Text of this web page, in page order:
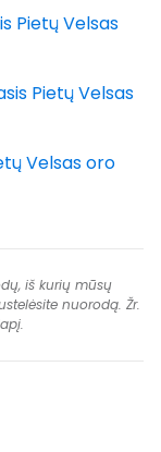
Pietų Velsas
Pietų Velsas
Velsas oro
iš kurių mūsų
nuorodą. Žr.